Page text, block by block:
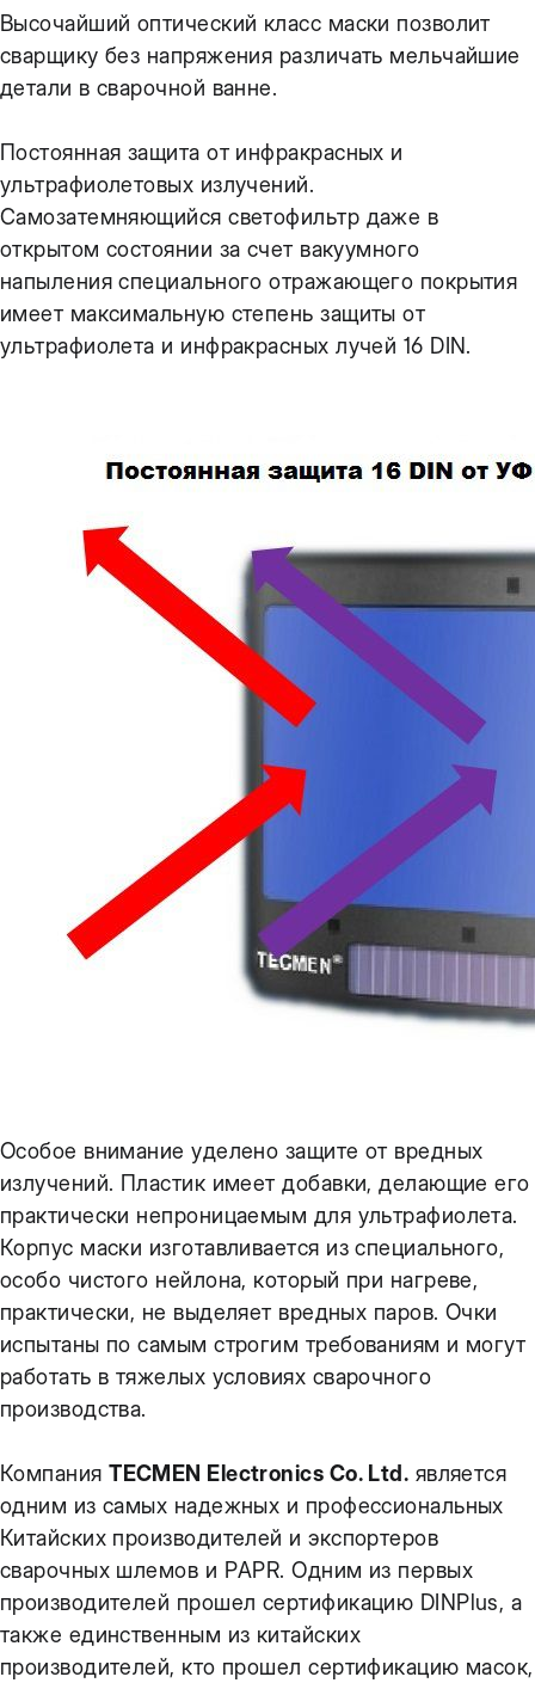
Высочайший оптический класс маски позволит
сварщику без напряжения различать мельчайшие
детали в сварочной ванне.
Постоянная защита от инфракрасных и
ультрафиолетовых излучений.
Самозатемняющийся светофильтр даже в
открытом состоянии за счет вакуумного
напыления специального отражающего покрытия
имеет максимальную степень защиты от
ультрафиолета и инфракрасных лучей 16 DIN.
Особое внимание уделено защите от вредных
излучений. Пластик имеет добавки, делающие его
практически непроницаемым для ультрафиолета.
Корпус маски изготавливается из специального,
особо чистого нейлона, который при нагреве,
практически, не выделяет вредных паров. Очки
испытаны по самым строгим требованиям и могут
работать в тяжелых условиях сварочного
производства.
КомпанияTECMEN Electronics Co. Ltd. является
одним из самых надежных и профессиональных
Китайских производителей и экспортеров
сварочных шлемов и PAPR. Одним из первых
производителей прошел сертификацию DINPlus, а
также единственным из китайских
производителей, кто прошел сертификацию масок,